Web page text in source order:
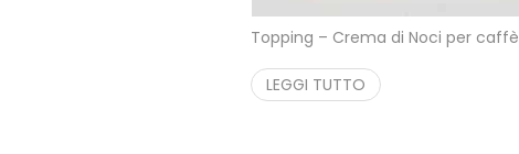
Topping – Crema di Noci per caffè
LEGGI TUTTO